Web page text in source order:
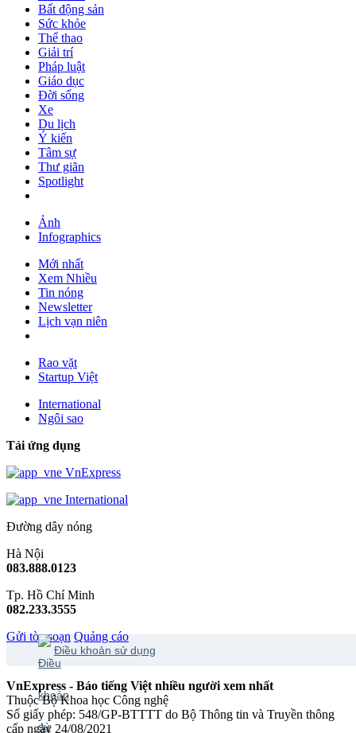
Bất động sản
Sức khỏe
Thể thao
Giải trí
Pháp luật
Giáo dục
Đời sống
Xe
Du lịch
Ý kiến
Tâm sự
Thư giãn
Spotlight
Ảnh
Infographics
Mới nhất
Xem Nhiều
Tin nóng
Newsletter
Lịch vạn niên
Rao vặt
Startup Việt
International
Ngôi sao
Tải ứng dụng
VnExpress
International
Đường dây nóng
Hà Nội
083.888.0123
Tp. Hồ Chí Minh
082.233.3555
Gửi tòa soạn Quảng cáo
Điều khoản sử dụng
VnExpress - Báo tiếng Việt nhiều người xem nhất
Thuộc Bộ Khoa học Công nghệ
Số giấy phép: 548/GP-BTTTT do Bộ Thông tin và Truyền thông
cấp ngày 24/08/2021